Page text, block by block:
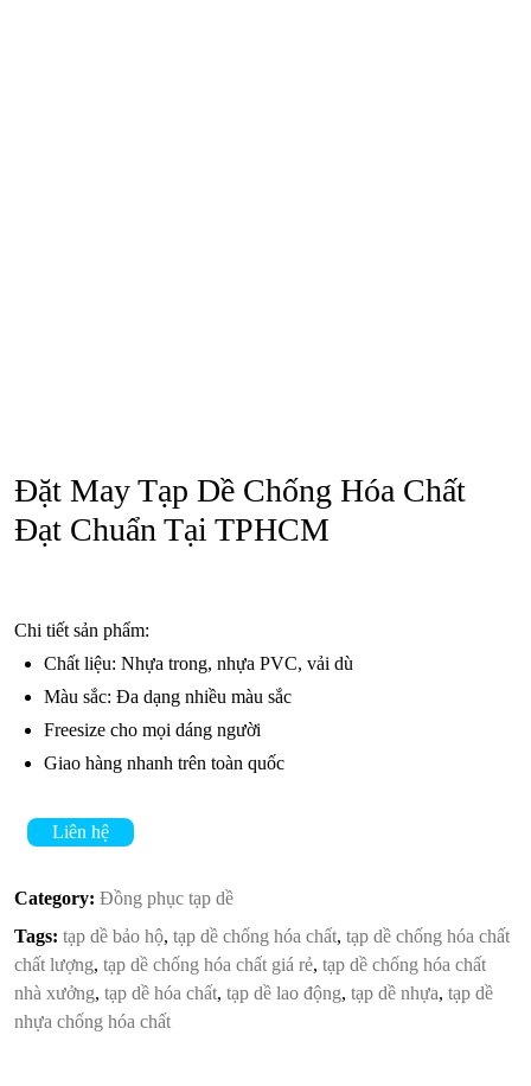
Đặt May Tạp Dề Chống Hóa Chất
Đạt Chuẩn Tại TPHCM
Chi tiết sản phẩm:
Chất liệu: Nhựa trong, nhựa PVC, vải dù
Màu sắc: Đa dạng nhiều màu sắc
Freesize cho mọi dáng người
Giao hàng nhanh trên toàn quốc
Liên hệ
Category: Đồng phục tạp dề
Tags: tạp dề bảo hộ, tạp dề chống hóa chất, tạp dề chống hóa chất
chất lượng, tạp dề chống hóa chất giá rẻ, tạp dề chống hóa chất
nhà xưởng, tạp dề hóa chất, tạp dề lao động, tạp dề nhựa, tạp dề
nhựa chống hóa chất